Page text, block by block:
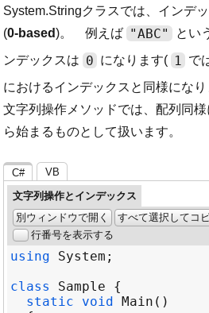
System.Stringクラスでは、インデ
(0-based )。 例えば "ABC" とい
ンデックスは 0 になります( 1 で
におけるインデックスと同様にな
文字列操作メソッドでは、配列同
ら始まるものとして扱います。
C# VB
文字列操作とインデックス
別ウィンドウで開く
すべて選択してコ
行番号を表示する
using System
class
Sample
static
void Main